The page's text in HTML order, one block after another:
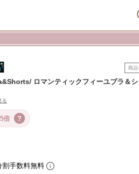
商品
ロマンティックフィーユブラ＆シ
る
倍 ?
割手数料無料